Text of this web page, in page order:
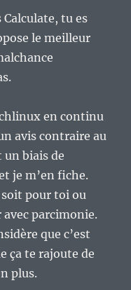
Calculate, tu es
le meilleur
en continu
avis contraire au
un biais de
je m’en fiche.
pour toi ou
parcimonie.
que c’est
ça te rajoute de
plus.